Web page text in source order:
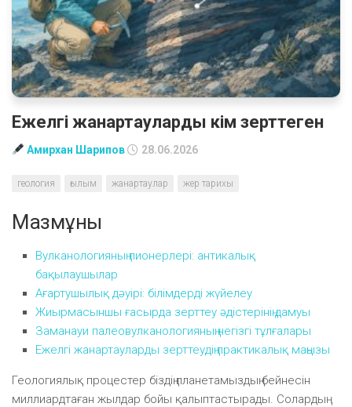
Ежелгі жанартауларды кім зерттеген
Амирхан Шарипов 28.06.2026
геология ғылым жанартаулар жер тарихы
Мазмұны
Вулканологияның пионерлері: антикалық
бақылаушылар
Ағартушылық дәуірі: білімдерді жүйелеу
Жиырмасыншы ғасырда зерттеу әдістерінің дамуы
Заманауи палеовулканологияның негізгі тұлғалары
Ежелгі жанартауларды зерттеудің практикалық маңызы
Геологиялық процестер біздің планетамыздың бейнесін
миллиардтаған жылдар бойы қалыптастырады. Солардың